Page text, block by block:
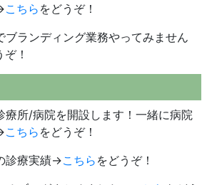
こちら をどうぞ！
ブランディング業務やってみません
！
療所/病院を開設します！一緒に病院
こちら をどうぞ！
診療実績→こちら をどうぞ！